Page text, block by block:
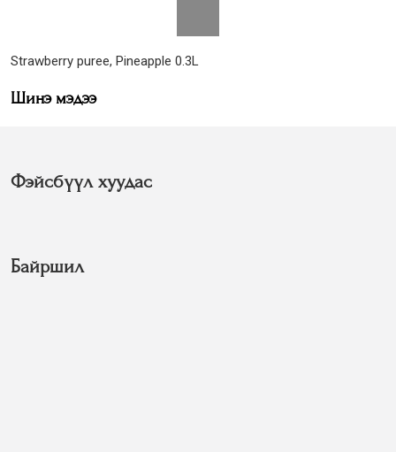
Strawberry puree, Pineapple 0.3L
Шинэ мэдээ
Фэйсбүүл хуудас
Байршил